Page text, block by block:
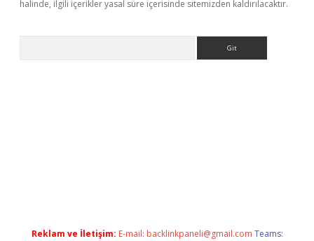
halinde, ilgili içerikler yasal süre içerisinde sitemizden kaldırılacaktır.
Reklam ve İletişim: E-mail: backlinkpaneli@gmail.com Teams: